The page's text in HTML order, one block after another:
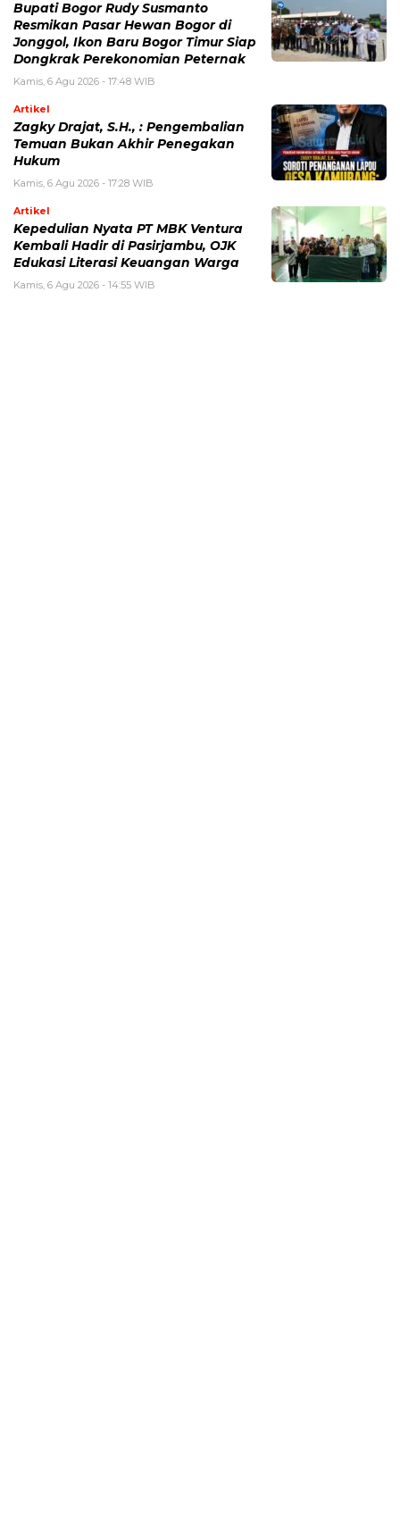
Bupati Bogor Rudy Susmanto
Resmikan Pasar Hewan Bogor di
Jonggol, Ikon Baru Bogor Timur Siap
Dongkrak Perekonomian Peternak
Kamis, 6 Agu 2026 - 17:48 WIB
Artikel
Zagky Drajat, S.H., : Pengembalian
Temuan Bukan Akhir Penegakan
Hukum
Kamis, 6 Agu 2026 - 17:28 WIB
Artikel
Kepedulian Nyata PT MBK Ventura
Kembali Hadir di Pasirjambu, OJK
Edukasi Literasi Keuangan Warga
Kamis, 6 Agu 2026 - 14:55 WIB